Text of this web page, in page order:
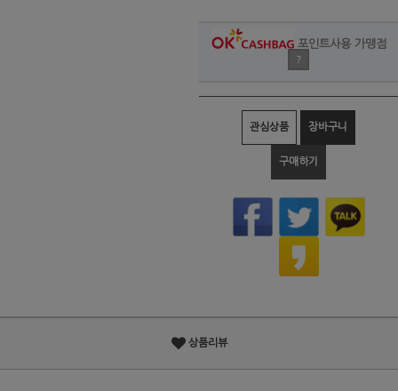
포인트사용 가맹점
?
관심상품 장바구니
구매하기
상품리뷰